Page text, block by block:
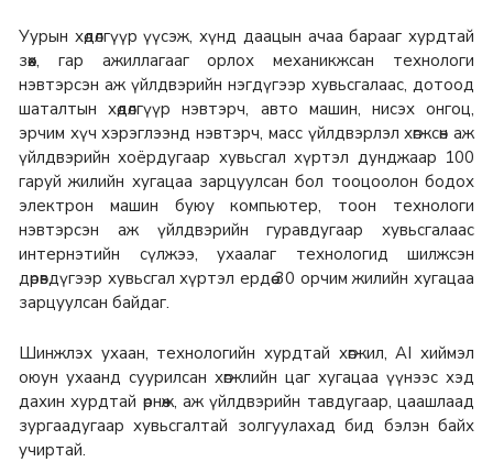
Уурын хөдөлгүүр үүсэж, хүнд даацын ачаа барааг хурдтай
зөөх, гар ажиллагааг орлох механикжсан технологи
нэвтэрсэн аж үйлдвэрийн нэгдүгээр хувьсгалаас, дотоод
шаталтын хөдөлгүүр нэвтэрч, авто машин, нисэх онгоц,
эрчим хүч хэрэглээнд нэвтэрч, масс үйлдвэрлэл хөгжсөн аж
үйлдвэрийн хоёрдугаар хувьсгал хүртэл дунджаар 100
гаруй жилийн хугацаа зарцуулсан бол тооцоолон бодох
электрон машин буюу компьютер, тоон технологи
нэвтэрсэн аж үйлдвэрийн гуравдугаар хувьсгалаас
интернэтийн сүлжээ, ухаалаг технологид шилжсэн
дөрөвдүгээр хувьсгал хүртэл ердөө 30 орчим жилийн хугацаа
зарцуулсан байдаг.
Шинжлэх ухаан, технологийн хурдтай хөгжил, AI хиймэл
оюун ухаанд суурилсан хөгжлийн цаг хугацаа үүнээс хэд
дахин хурдтай өрнөж, аж үйлдвэрийн тавдугаар, цаашлаад
зургаадугаар хувьсгалтай золгуулахад бид бэлэн байх
учиртай.